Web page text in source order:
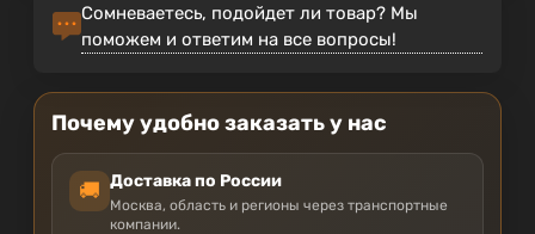
Сомневаетесь, подойдет ли товар? Мы
поможем и ответим на все вопросы!
Почему удобно заказать у нас
🚚 Доставка по России
Москва, область и регионы через транспортные
компании.